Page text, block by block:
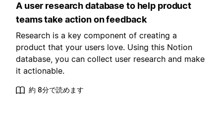
A user research database to help product
teams take action on feedback
Research is a key component of creating a
product that your users love. Using this Notion
database, you can collect user research and make
it actionable.
約 8分で読めます